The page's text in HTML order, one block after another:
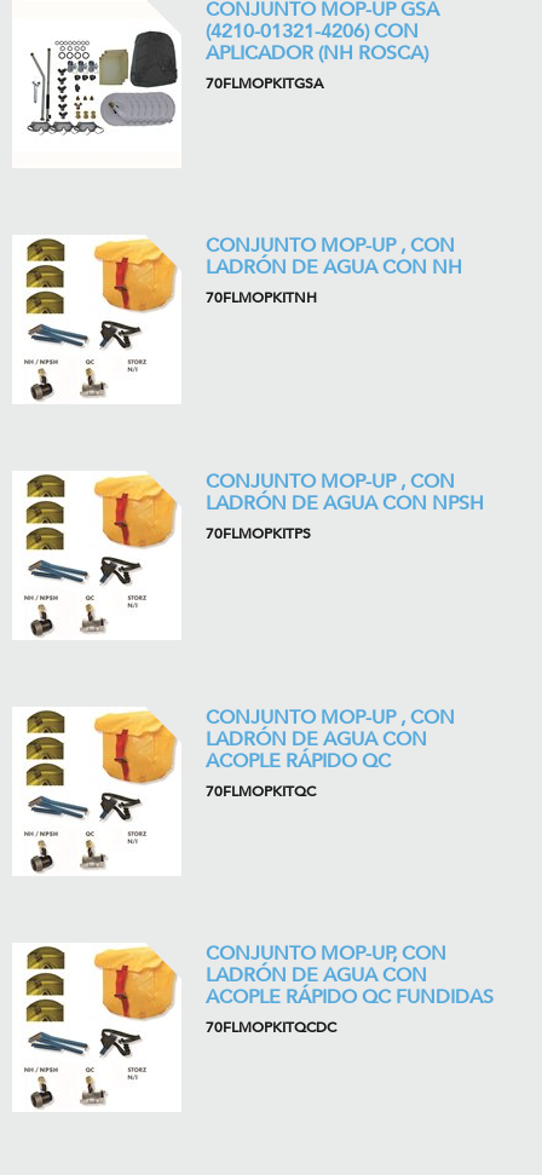
CONJUNTO MOP-UP GSA
(4210-01321-4206) CON
APLICADOR (NH ROSCA)
70FLMOPKITGSA
CONJUNTO MOP-UP , CON
LADRÓN DE AGUA CON NH
70FLMOPKITNH
CONJUNTO MOP-UP , CON
LADRÓN DE AGUA CON NPSH
70FLMOPKITPS
CONJUNTO MOP-UP , CON
LADRÓN DE AGUA CON
ACOPLE RÁPIDO QC
70FLMOPKITQC
CONJUNTO MOP-UP, CON
LADRÓN DE AGUA CON
ACOPLE RÁPIDO QC FUNDIDAS
70FLMOPKITQCDC